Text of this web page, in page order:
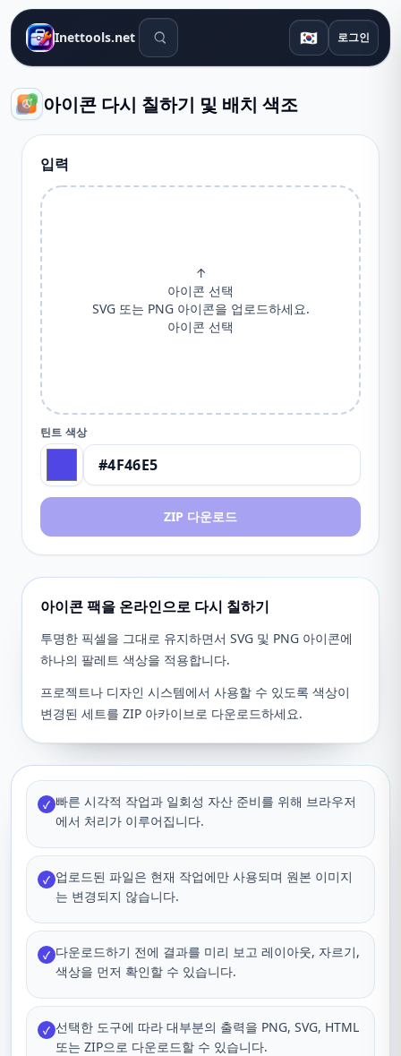
Inettools.net 검색 도구 🇰🇷 로그인
아이콘 다시 칠하기 및 배치 색조
입력
↑
아이콘 선택
SVG 또는 PNG 아이콘을 업로드하세요.
아이콘 선택
틴트 색상
ZIP 다운로드
아이콘 팩을 온라인으로 다시 칠하기
투명한 픽셀을 그대로 유지하면서 SVG 및 PNG 아이콘에
하나의 팔레트 색상을 적용합니다.
프로젝트나 디자인 시스템에서 사용할 수 있도록 색상이
변경된 세트를 ZIP 아카이브로 다운로드하세요.
✓ 빠른 시각적 작업과 일회성 자산 준비를 위해 브라우저
에서 처리가 이루어집니다.
✓ 업로드된 파일은 현재 작업에만 사용되며 원본 이미지
는 변경되지 않습니다.
✓ 다운로드하기 전에 결과를 미리 보고 레이아웃, 자르기,
색상을 먼저 확인할 수 있습니다.
✓ 선택한 도구에 따라 대부분의 출력을 PNG, SVG, HTML
또는 ZIP으로 다운로드할 수 있습니다.